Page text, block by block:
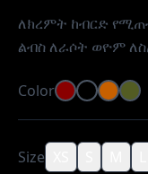
ለክረምት ከብርድ
ልብስ ለራሶት ወዮም
Color
Size